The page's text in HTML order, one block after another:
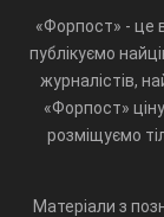
«Форпост» - це
публікуємо
журналістів,
«Форпост»
розміщуємо
Матеріали з